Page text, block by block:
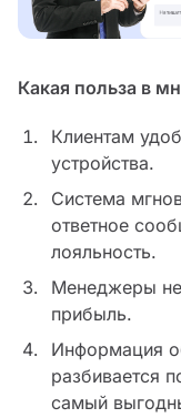
Какая польза в
Клиентам
устройства.
Система
ответное
лояльность.
Менеджеры не
прибыль.
Информация
разбивается
самый